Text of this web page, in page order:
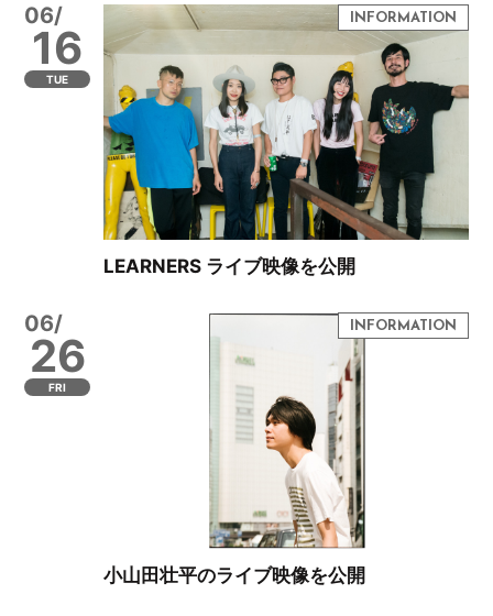
06/
16
TUE
LEARNERS ライブ映像を公開
06/
26
FRI
小山田壮平のライブ映像を公開